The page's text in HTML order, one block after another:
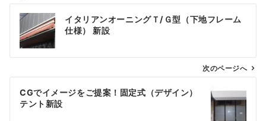
イタリアンオーニングＴ/Ｇ型（下地フレーム
仕様） 新設
次のページへ
CGでイメージをご提案！固定式（デザイン）
テント新設